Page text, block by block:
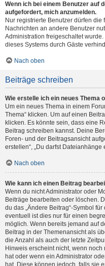
Wenn ich bei einem Benutzer auf
aufgefordert, mich anzumelden.
Nur registrierte Benutzer dürfen
Nachrichten an andere Benutzer
Administration freigeschaltet
dieses Systems durch Gäste
Nach oben
Beiträge schreiben
Wie erstelle ich ein neues Thema
Um ein neues Thema in einem
Thema“ klicken. Um auf einen
klicken. Es könnte sein, dass eine
Beitrag schreiben kannst. Deine
Foren- und der Beitragsansicht
erstellen“, „Du darfst Dateianhänge
Nach oben
Wie kann ich einen Beitrag
Wenn du nicht Administrator oder
Beiträge bearbeiten oder löschen.
du das „Ändere Beitrag“-Symbol
eventuell ist dies nur für einen
möglich. Wenn bereits jemand auf
Beitrag in der Themenansicht als
die Anzahl als auch der letzte
Hinweis erscheint nicht, wenn
hat oder wenn ein Administrator
hat. Diese können jedoch, falls sie